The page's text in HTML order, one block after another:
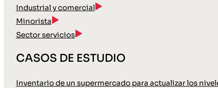
Industrial y comercial
Minorista
Sector servicios
CASOS DE ESTUDIO
Inventario de un supermercado para actualizar los